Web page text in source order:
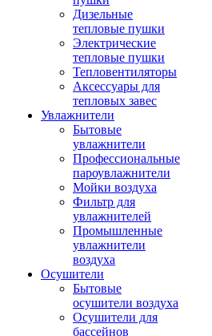
Дизельные
тепловые пушки
Электрические
тепловые пушки
Тепловентиляторы
Аксессуары для
тепловых завес
Увлажнители
Бытовые
увлажнители
Профессиональные
пароувлажнители
Мойки воздуха
Фильтр для
увлажнителей
Промышленные
увлажнители
воздуха
Осушители
Бытовые
осушители воздуха
Осушители для
бассейнов